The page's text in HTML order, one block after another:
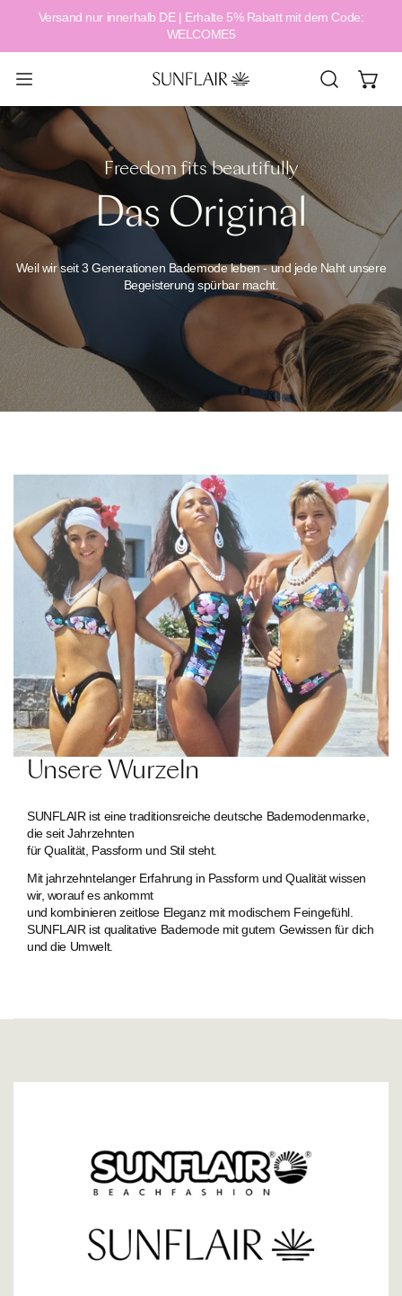
springen
Versand nur innerhalb DE | Erhalte 5% Rabatt mit dem Code:
WELCOME5
Freedom fits beautifully
Das Original
Weil wir seit 3 Generationen Bademode leben - und jede Naht unsere
Begeisterung spürbar macht.
Unsere Wurzeln
SUNFLAIR ist eine traditionsreiche deutsche Bademodenmarke,
die seit Jahrzehnten
für Qualität, Passform und Stil steht.
Mit jahrzehntelanger Erfahrung in Passform und Qualität wissen
wir, worauf es ankommt
und kombinieren zeitlose Eleganz mit modischem Feingefühl.
SUNFLAIR ist qualitative Bademode mit gutem Gewissen für dich
und die Umwelt.